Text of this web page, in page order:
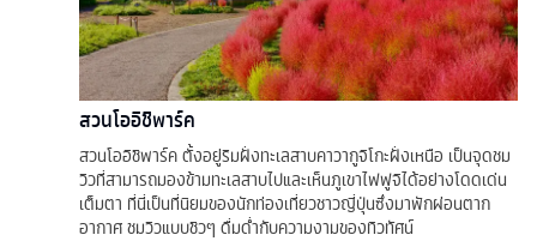
สวนโออิชิพาร์ค
สวนโออิชิพาร์ค ตั้งอยู่ริมฝั่งทะเลสาบคาวากูจิโกะฝั่งเหนือ เป็นจุดชม
วิวที่สามารถมองข้ามทะเลสาบไปและเห็นภูเขาไฟฟูจิได้อย่างโดดเด่น
เต็มตา ที่นี่เป็นที่นิยมของนักท่องเที่ยวชาวญี่ปุ่นซึ่งมาพักผ่อนตาก
อากาศ ชมวิวแบบชิวๆ ดื่มด่ำกับความงามของทิวทัศน์